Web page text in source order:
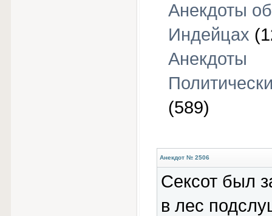
Анекдоты об
Индейцах
Анекдоты
(589)
Анекдот № 2506
Сексот был
в лес